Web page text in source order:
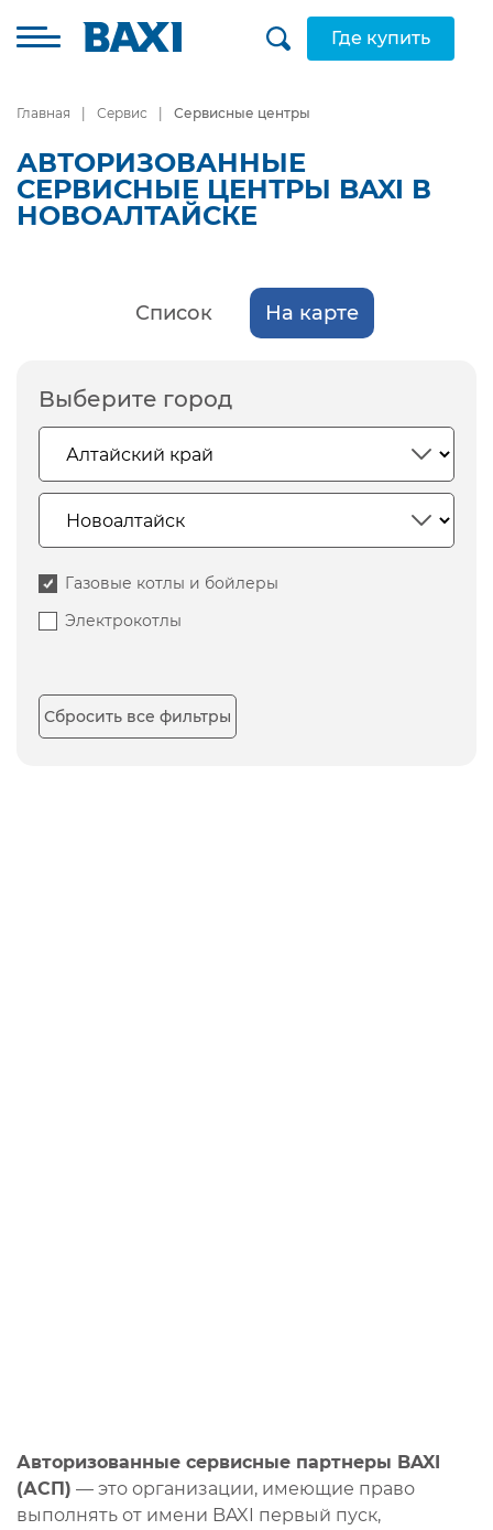
Где купить
Главная Сервис Сервисные центры
АВТОРИЗОВАННЫЕ
СЕРВИСНЫЕ ЦЕНТРЫ BAXI В
НОВОАЛТАЙСКЕ
Список На карте
Выберите город
Газовые котлы и бойлеры
Электрокотлы
Сбросить все фильтры
Авторизованные сервисные партнеры BAXI
(АСП) — это организации, имеющие право
выполнять от имени BAXI первый пуск,